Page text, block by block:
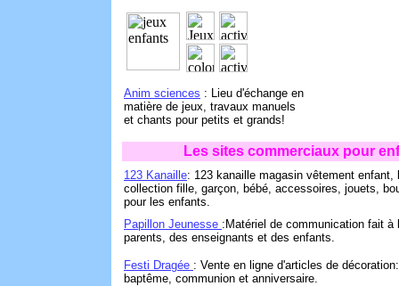
Anim sciences : Lieu d'échange en
matière de jeux, travaux manuels
et chants pour petits et grands!
Les sites commerciaux pour
123 Kanaille: 123 kanaille magasin vêtement enfant,
collection fille, garçon, bébé, accessoires, jouets,
pour les enfants.
Papillon Jeunesse :Matériel de communication fait à
parents, des enseignants et des enfants.
Festi Dragée : Vente en ligne d'articles de
baptême, communion et anniversaire.